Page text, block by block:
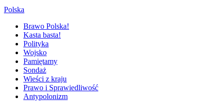
Polska
Brawo Polska!
Kasta basta!
Polityka
Wojsko
Pamiętamy
Sondaż
Wieści z kraju
Prawo i Sprawiedliwość
Antypolonizm